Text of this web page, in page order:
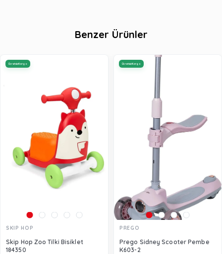
Benzer Ürünler
SKIP HOP
Skip Hop Zoo Tilki Bisiklet
184350
Ücretsiz Kargo
PREGO
Prego Sidney Scooter Pembe
K603-2
Ücretsiz Kargo